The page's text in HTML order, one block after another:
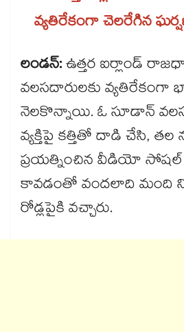
వ్యతిరేకంగా చెలరేగిన
లండన్:ఉత్తర ఐర్లాండ్
వలసదారులకు వ్యతిరేకంగా
నెలకొన్నాయి. ఓ సూడాన్
వ్యక్తిపై కత్తితో దాడి చేసి, తల
ప్రయత్నించిన వీడియో
కావడంతో వందలాది మంది
రోడ్లపైకి వచ్చారు.